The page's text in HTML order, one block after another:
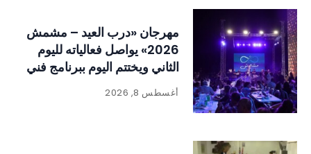
مهرجان «درب العيد – مشمش
2026» يواصل فعالياته لليوم
الثاني ويختتم اليوم ببرنامج فني
وتراثي حافل
أغسطس 8, 2026